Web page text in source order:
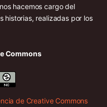
hacemos cargo del
historias, realizadas por los
Commons
de Creative Commons